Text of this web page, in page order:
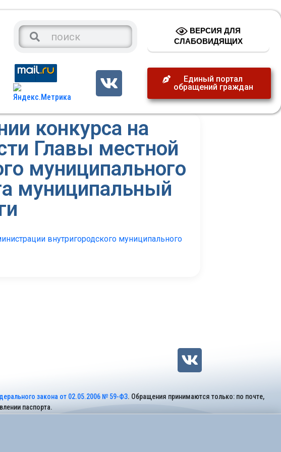
ВЕРСИЯ ДЛЯ
СЛАБОВИДЯЩИХ
Единый портал
обращений граждан
конкурса на
Главы местной
муниципального
муниципальный
внутригородского муниципального
закона от 02.05.2006 № 59-ФЗ. Обращения принимаются только: по почте,
паспорта.